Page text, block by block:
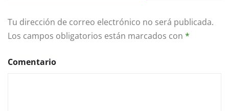
Tu dirección de correo electrónico no será publicada.
Los campos obligatorios están marcados con *
Comentario